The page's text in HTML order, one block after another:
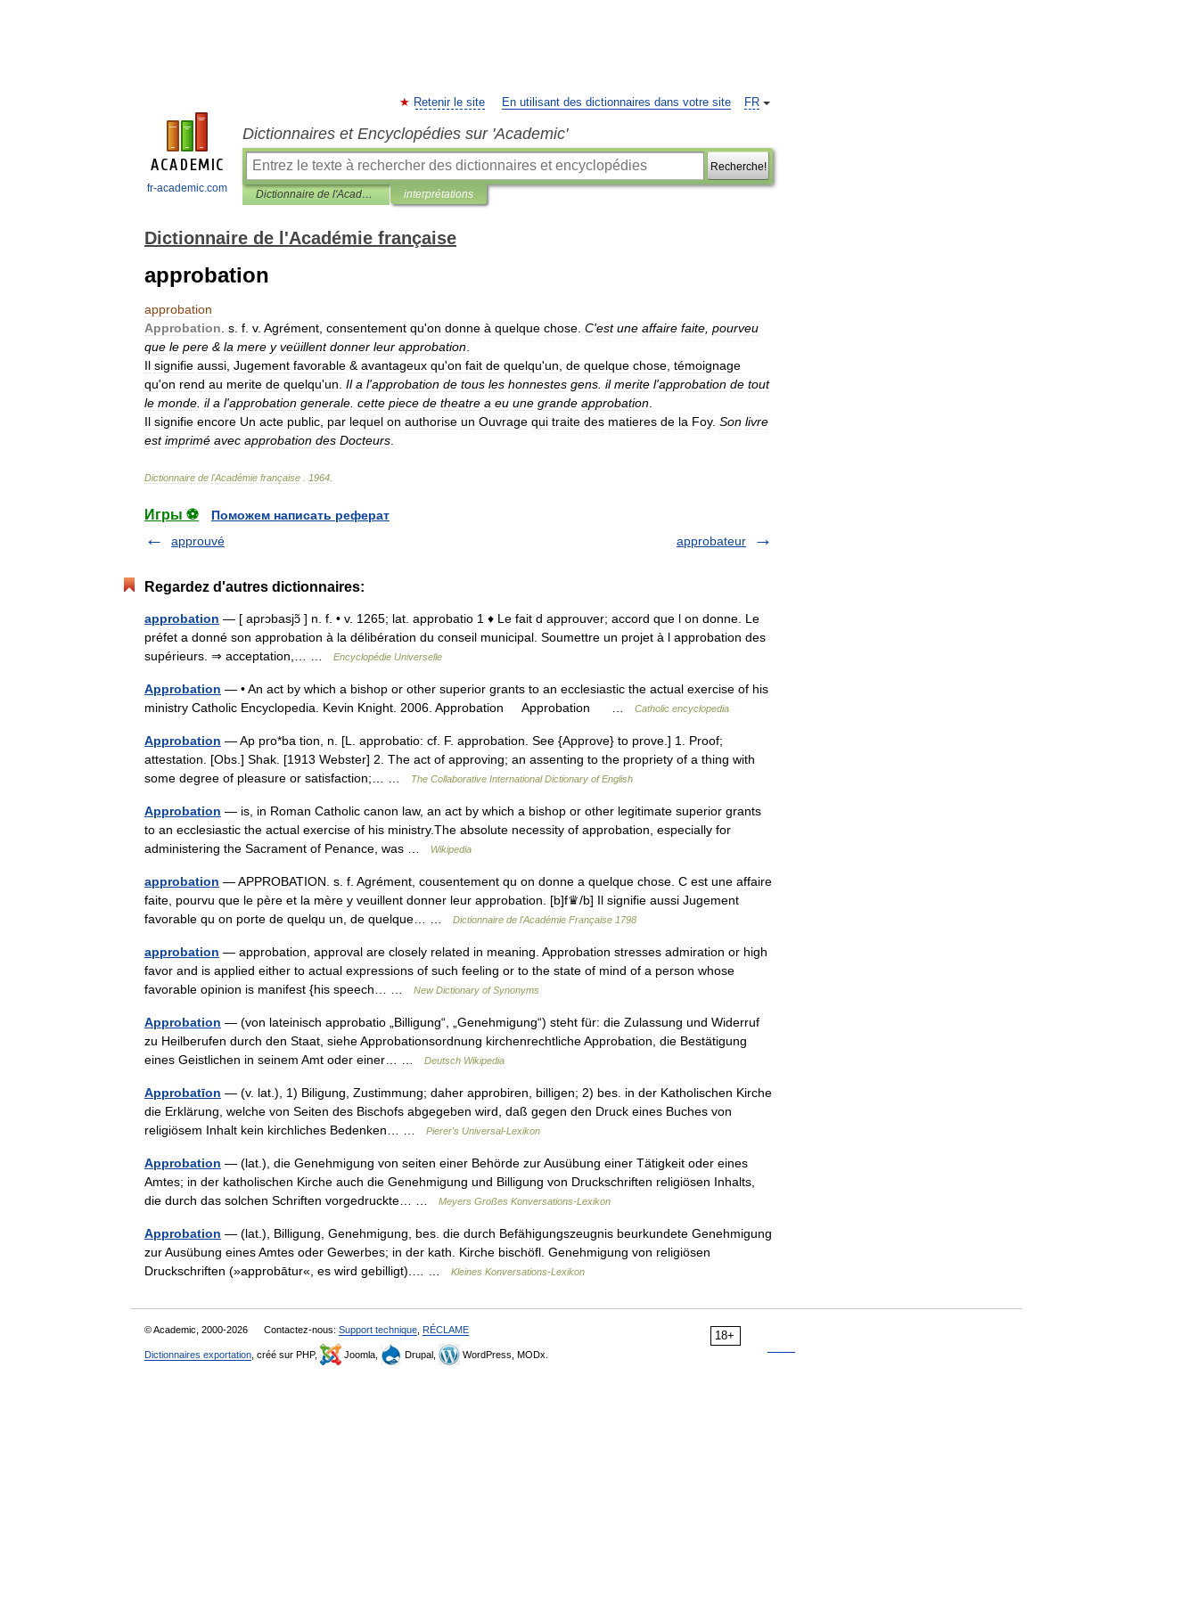
fr-academic.com
FR
Retenir le site En utilisant des dictionnaires dans votre site
Dictionnaires et Encyclopédies sur 'Academic'
Recherche!
Dictionnaire de l'Académie française interprétations
Dictionnaire de l'Académie française
approbation
approbation
Approbation s f v. Agrément consentement qu'on donne à quelque chose C'est une affaire faite pourveu
que le pere & la mere y veüillent donner leur approbation
Il signifie aussi Jugement favorable & avantageux qu'on fait de quelqu'un de quelque chose témoignage
qu'on rend au merite de quelqu'un Il a l'approbation de tous les honnestes gens il merite l'approbation de tout
le monde il a l'approbation generale cette piece de theatre a eu une grande approbation
Il signifie encore Un acte public par lequel on authorise un Ouvrage qui traite des matieres de la Foy. Son livre
est imprimé avec approbation des Docteurs
Dictionnaire de l'Académie française 1964
Игры ⚽
Поможем написать реферат
approuvé
approbateur
Regardez d'autres dictionnaires:
approbation — [ aprɔbasjɔ̃ ] n. f. • v. 1265; lat. approbatio 1 ♦ Le fait d approuver; accord que l on donne. Le
préfet a donné son approbation à la délibération du conseil municipal. Soumettre un projet à l approbation des
supérieurs. ⇒ acceptation,… …
Encyclopédie Universelle
Approbation — • An act by which a bishop or other superior grants to an ecclesiastic the actual exercise of his
ministry Catholic Encyclopedia. Kevin Knight. 2006. Approbation Approbation …
Catholic encyclopedia
Approbation — Ap pro*ba tion, n. [L. approbatio: cf. F. approbation. See {Approve} to prove.] 1. Proof;
attestation. [Obs.] Shak. [1913 Webster] 2. The act of approving; an assenting to the propriety of a thing with
some degree of pleasure or satisfaction;… …
The Collaborative International Dictionary of English
Approbation — is, in Roman Catholic canon law, an act by which a bishop or other legitimate superior grants
to an ecclesiastic the actual exercise of his ministry.The absolute necessity of approbation, especially for
administering the Sacrament of Penance, was …
Wikipedia
approbation — APPROBATION. s. f. Agrément, cousentement qu on donne a quelque chose. C est une affaire
faite, pourvu que le père et la mère y veuillent donner leur approbation. [b]f♛/b] Il signifie aussi Jugement
favorable qu on porte de quelqu un, de quelque… …
Dictionnaire de l'Académie Française 1798
approbation — approbation, approval are closely related in meaning. Approbation stresses admiration or high
favor and is applied either to actual expressions of such feeling or to the state of mind of a person whose
favorable opinion is manifest {his speech… …
New Dictionary of Synonyms
Approbation — (von lateinisch approbatio „Billigung“, „Genehmigung“) steht für: die Zulassung und Widerruf
zu Heilberufen durch den Staat, siehe Approbationsordnung kirchenrechtliche Approbation, die Bestätigung
eines Geistlichen in seinem Amt oder einer… …
Deutsch Wikipedia
Approbatīon — (v. lat.), 1) Biligung, Zustimmung; daher approbiren, billigen; 2) bes. in der Katholischen Kirche
die Erklärung, welche von Seiten des Bischofs abgegeben wird, daß gegen den Druck eines Buches von
religiösem Inhalt kein kirchliches Bedenken… …
Pierer's Universal-Lexikon
Approbation — (lat.), die Genehmigung von seiten einer Behörde zur Ausübung einer Tätigkeit oder eines
Amtes; in der katholischen Kirche auch die Genehmigung und Billigung von Druckschriften religiösen Inhalts,
die durch das solchen Schriften vorgedruckte… …
Meyers Großes Konversations-Lexikon
Approbation — (lat.), Billigung, Genehmigung, bes. die durch Befähigungszeugnis beurkundete Genehmigung
zur Ausübung eines Amtes oder Gewerbes; in der kath. Kirche bischöfl. Genehmigung von religiösen
Druckschriften (»approbātur«, es wird gebilligt).… …
Kleines Konversations-Lexikon
18+
© Academic, 2000-2026 Contactez-nous: Support technique RÉCLAME
Dictionnaires exportation , créé sur PHP, Joomla, Drupal, WordPress, MODx.